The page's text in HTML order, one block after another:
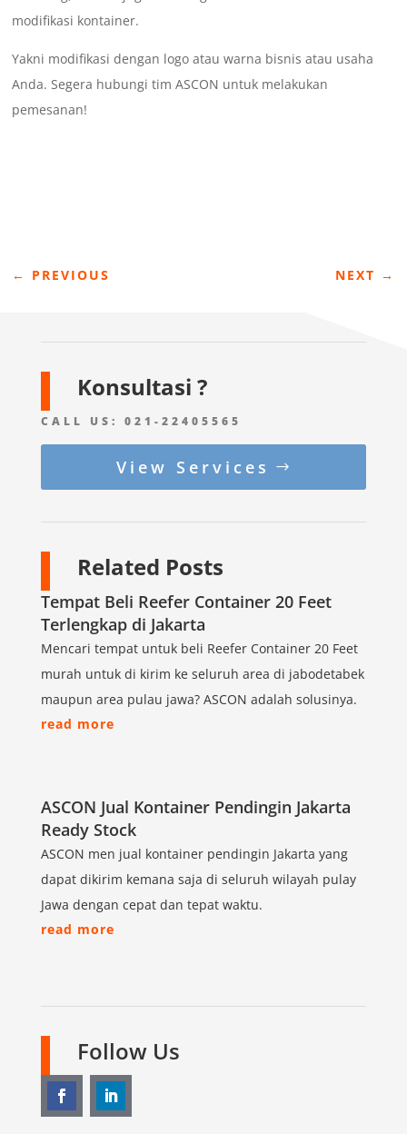
modifikasi kontainer.
Yakni modifikasi dengan logo atau warna bisnis atau usaha
Anda. Segera hubungi tim ASCON untuk melakukan
pemesanan!
← PREVIOUS NEXT →
Konsultasi ?
CALL US: 021-22405565
View Services
Related Posts
Tempat Beli Reefer Container 20 Feet
Terlengkap di Jakarta
Mencari tempat untuk beli Reefer Container 20 Feet
murah untuk di kirim ke seluruh area di jabodetabek
maupun area pulau jawa? ASCON adalah solusinya.
read more
ASCON Jual Kontainer Pendingin Jakarta
Ready Stock
ASCON men jual kontainer pendingin Jakarta yang
dapat dikirim kemana saja di seluruh wilayah pulay
Jawa dengan cepat dan tepat waktu.
read more
Follow Us